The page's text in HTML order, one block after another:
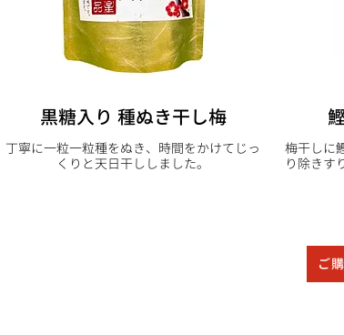
黒糖入り 種ぬき干し梅
丁寧に一粒一粒種をぬき、時間をかけてじっ
くりと天日干ししました。
梅干しに
り除きす
ご